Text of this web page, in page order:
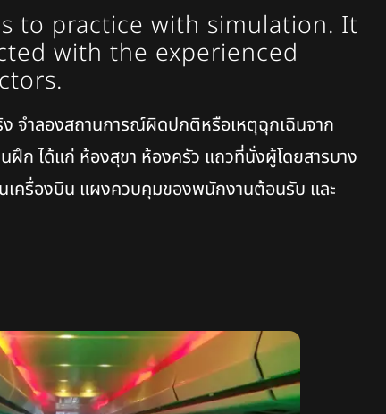
to practice with simulation. It
with the experienced
ง จำลองสถานการณ์ผิดปกติหรือเหตุฉุกเฉินจาก
ฝึก ได้แก่ ห้องสุขา ห้องครัว แถวที่นั่งผู้โดยสารบาง
ครื่องบิน แผงควบคุมของพนักงานต้อนรับ และ